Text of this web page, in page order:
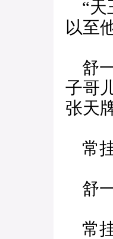
“天
以至
舒
子哥
张天
常
舒
常